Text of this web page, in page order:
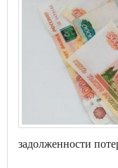
задолженности